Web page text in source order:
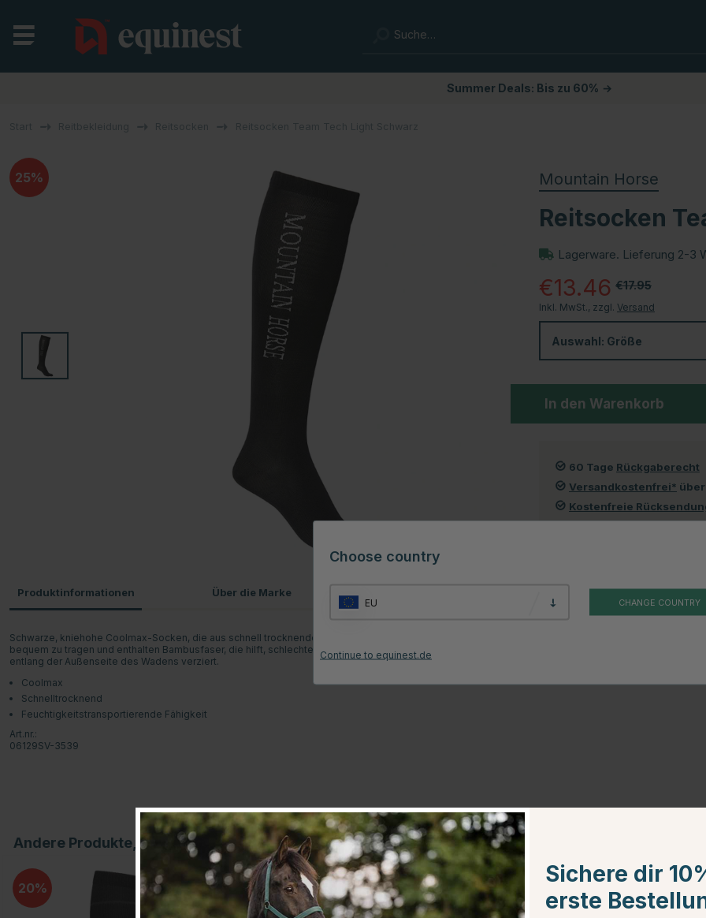
Summer Deals: Bis zu 60% →
25% Mountain Horse
Reitsocken
Lagerware. Lieferung 2-3
€17.95
€13.46
Inkl. MwSt., zzgl. Versand
Auswahl: Größe
In den Warenkorb
60 Tage Rückgaberecht
Versandkostenfrei* über
Kostenfreie
Produktinformationen
Schwarze, kniehohe Coolmax-Socken, die aus schnell trocknendem Garn hergestellt sind, das Feuchtigkeit abtransportiert. Sie sind sehr leicht und
bequem zu tragen und enthalten Bambusfaser, die hilft, schlechten Geruch zu verhindern. Die Reitsocken sind mit dem Mountain Horse Logo
entlang der Außenseite des Wadens verziert.
Coolmax
Schnelltrocknend
Feuchtigkeitstransportierende Fähigkeit
Art.nr.:
06129SV-3539
Über die Marke
Andere Produkte, die Ihnen gefallen könnten
20 20
Choose country
EU CHANGE COUNTRY
Continue to equinest.de
Sichere dir
erste